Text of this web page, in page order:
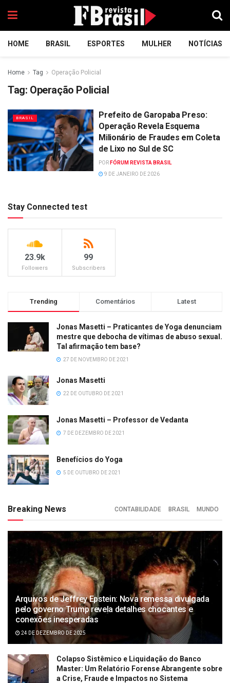
HOME BRASIL ESPORTES MULHER NOTÍCIAS
Home Tag Operação Policial
Tag: Operação Policial
BRASIL
Prefeito de Garopaba Preso:
Operação Revela Esquema
Milionário de Fraudes em Coleta
de Lixo no Sul de SC
POR FÓRUM REVISTA BRASIL
9 DE JANEIRO DE 2026
Stay Connected test
23.9k
Followers
99
Subscribers
Trending Comentários Latest
Jonas Masetti – Praticantes de Yoga denunciam
mestre que debocha de vítimas de abuso sexual.
Tal afirmação tem base?
27 DE NOVEMBRO DE 2021
Jonas Masetti
22 DE OUTUBRO DE 2021
Jonas Masetti – Professor de Vedanta
7 DE DEZEMBRO DE 2021
Benefícios do Yoga
5 DE OUTUBRO DE 2021
Breaking News CONTABILIDADE BRASIL MUNDO
Arquivos de Jeffrey Epstein: Nova remessa divulgada
pelo governo Trump revela detalhes chocantes e
conexões inesperadas
24 DE DEZEMBRO DE 2025
Colapso Sistêmico e Liquidação do Banco
Master: Um Relatório Forense Abrangente sobre
a Crise, Fraude e Impactos no Sistema